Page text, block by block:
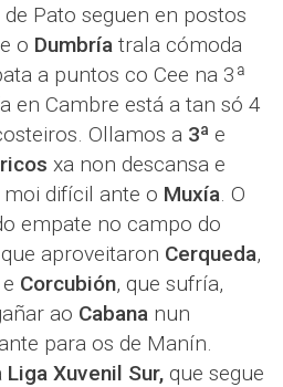
Pato seguen en postos
o Dumbría trala cómoda
a puntos co Cee na 3ª
en Cambre está a tan só 4
Ollamos a 3ª e
xa non descansa e
difícil ante o Muxía. O
empate no campo do
aproveitaron Cerqueda,
Corcubión, que sufría,
ao Cabana nun
para os de Manín.
Liga Xuvenil Sur, que segue